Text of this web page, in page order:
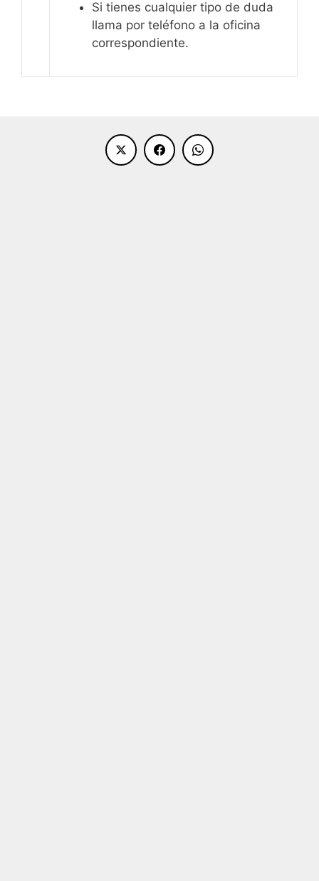
Si tienes cualquier tipo de duda
llama por teléfono a la oficina
correspondiente.